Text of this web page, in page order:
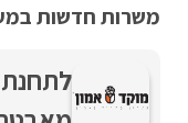
משרות חדשות
לתחנת